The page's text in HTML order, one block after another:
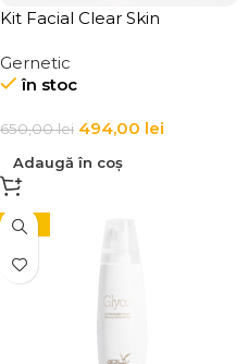
Kit Facial Clear Skin
Gernetic
în stoc
650,00lei 494,00 lei
Adaugă în coș
-10%